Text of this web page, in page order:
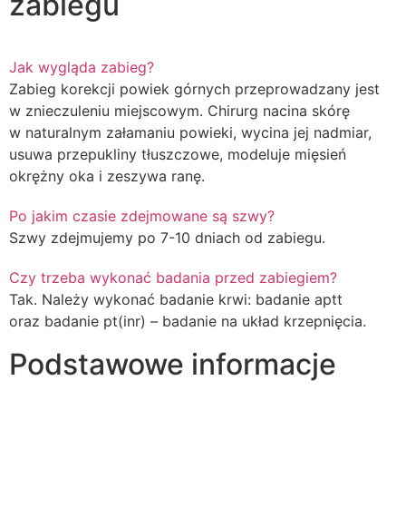
Jak wygląda zabieg?
Zabieg korekcji powiek górnych przeprowadzany jest
w znieczuleniu miejscowym. Chirurg nacina skórę
w naturalnym załamaniu powieki, wycina jej nadmiar,
usuwa przepukliny tłuszczowe, modeluje mięsień
okrężny oka i zeszywa ranę.
Po jakim czasie zdejmowane są szwy?
Szwy zdejmujemy po 7-10 dniach od zabiegu.
Czy trzeba wykonać badania przed zabiegiem?
Tak. Należy wykonać badanie krwi: badanie aptt
oraz badanie pt(inr) – badanie na układ krzepnięcia.
Podstawowe informacje